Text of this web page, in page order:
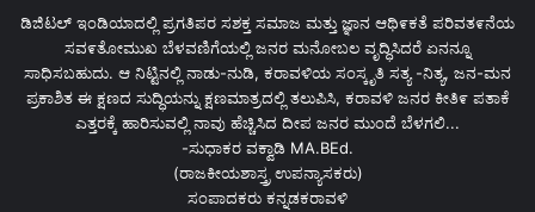
ಡಿಜಿಟಲ್ ಇಂಡಿಯಾದಲ್ಲಿ ಪ್ರಗತಿಪರ ಸಶಕ್ತ ಸಮಾಜ ಮತ್ತು ಜ್ಞಾನ ಆಥಿ೯ಕತೆ ಪರಿವತ೯ನೆಯ
ಸವ೯ತೋಮುಖ ಬೆಳವಣಿಗೆಯಲ್ಲಿ ಜನರ ಮನೋಬಲ ವೃದ್ಧಿಸಿದರೆ ಏನನ್ನೂ
ಸಾಧಿಸಬಹುದು. ಆ ನಿಟ್ಟಿನಲ್ಲಿ ನಾಡು-ನುಡಿ, ಕರಾವಳಿಯ ಸಂಸ್ಕೃತಿ ಸತ್ಯ -ನಿತ್ಯ, ಜನ-ಮನ
ಪ್ರಕಾಶಿತ ಈ ಕ್ಷಣದ ಸುದ್ಧಿಯನ್ನು ಕ್ಷಣಮಾತ್ರದಲ್ಲಿ ತಲುಪಿಸಿ, ಕರಾವಳಿ ಜನರ ಕೀತಿ೯ ಪತಾಕೆ
ಎತ್ತರಕ್ಕೆ ಹಾರಿಸುವಲ್ಲಿ ನಾವು ಹೆಚ್ಚಿಸಿದ ದೀಪ ಜನರ ಮುಂದೆ ಬೆಳಗಲಿ...
-ಸುಧಾಕರ ವಕ್ವಾಡಿ MA.BEd.
(ರಾಜಕೀಯಶಾಸ್ತ್ರ ಉಪನ್ಯಾಸಕರು)
ಸಂಪಾದಕರು ಕನ್ನಡಕರಾವಳಿ